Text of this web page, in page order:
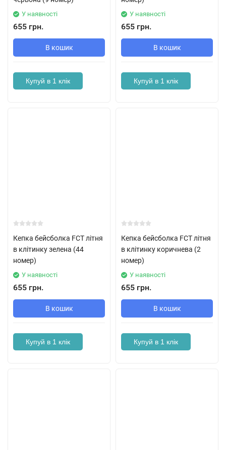
У наявності
655 грн.
В кошик
Купуй в 1 клік
У наявності
655 грн.
В кошик
Купуй в 1 клік
Кепка бейсболка FCT літня
в клітинку зелена (44
номер)
У наявності
655 грн.
В кошик
Купуй в 1 клік
Кепка бейсболка FCT літня
в клітинку коричнева (2
номер)
У наявності
655 грн.
В кошик
Купуй в 1 клік